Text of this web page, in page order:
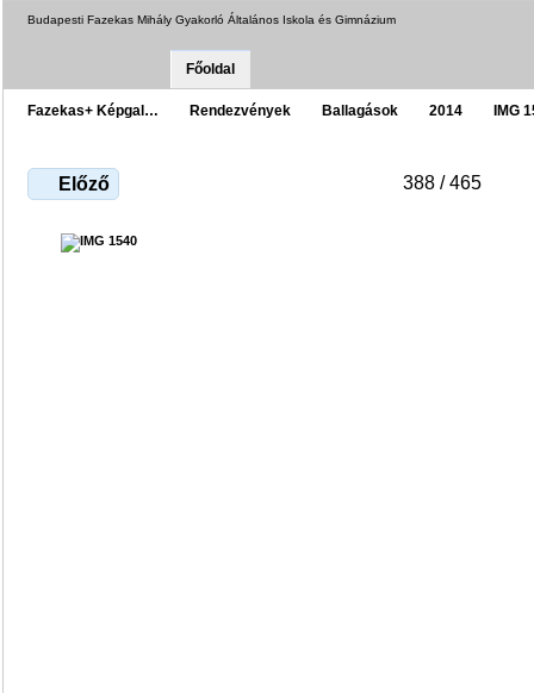
Budapesti Fazekas Mihály Gyakorló Általános Iskola és Gimnázium
Főoldal
Fazekas+ Képgal… Rendezvények Ballagások 2014 IMG
Előző 388 / 465